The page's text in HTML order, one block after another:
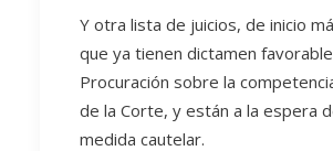
Y otra lista de juicios, de inicio
que ya tienen dictamen
Procuración sobre la
de la Corte, y están a la espera
medida cautelar.